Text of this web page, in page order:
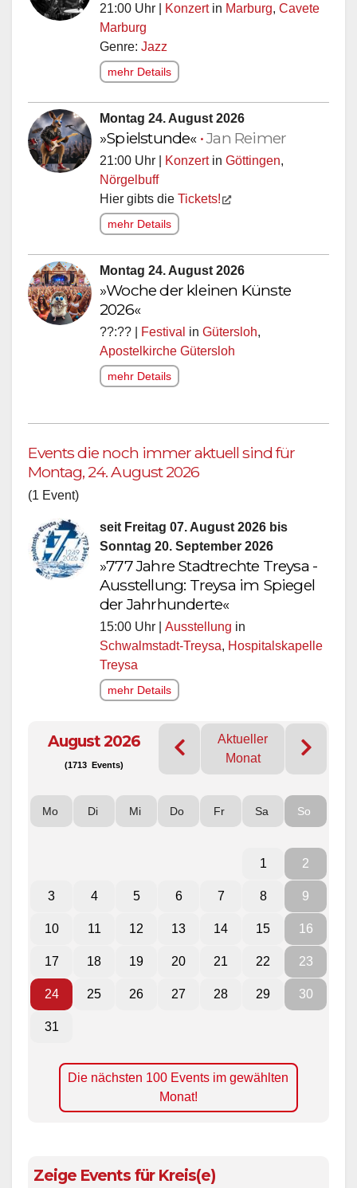
21:00 Uhr | Konzertin Marburg, Cavete
Marburg
Genre: Jazz
mehr Details
Montag 24. August 2026
»Spielstunde« •Jan Reimer
21:00 Uhr | Konzertin Göttingen,
Nörgelbuff
Hier gibts die Tickets!
mehr Details
Montag 24. August 2026
»Woche der kleinen Künste
2026«
??:?? | Festival in Gütersloh,
Apostelkirche Gütersloh
mehr Details
Events die noch immer aktuell sind für
Montag, 24. August 2026
(1 Event)
seit Freitag 07. August 2026 bis
Sonntag 20. September 2026
»777 Jahre Stadtrechte Treysa -
Ausstellung: Treysa im Spiegel
der Jahrhunderte«
15:00 Uhr | Ausstellung in
Schwalmstadt-Treysa, Hospitalskapelle
Treysa
mehr Details
August 2026
(1713 Events)
Aktueller
Monat
Mo Di Mi Do Fr Sa So
1 2
3 4 5 6 7 8 9
10 11 12 13 14 15 16
17 18 19 20 21 22 23
24 25 26 27 28 29 30
31
Die nächsten 100 Events im gewählten
Monat!
Zeige Events für Kreis(e)